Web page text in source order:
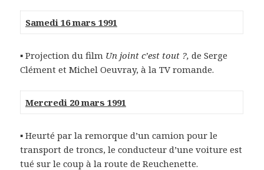
Samedi 16 mars 1991
▪ Projection du film Un joint c’est tout ?, de Serge
Clément et Michel Oeuvray, à la TV romande.
Mercredi 20 mars 1991
▪ Heurté par la remorque d’un camion pour le
transport de troncs, le conducteur d’une voiture est
tué sur le coup à la route de Reuchenette.